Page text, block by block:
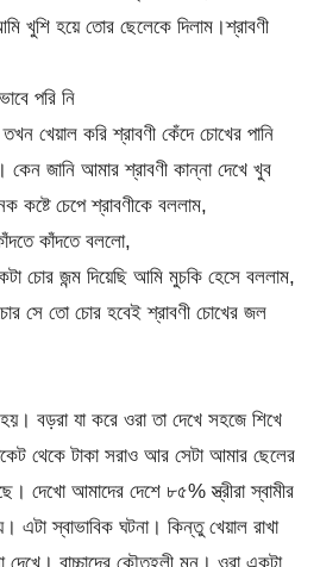
খুশি হয়ে তোর ছেলেকে দিলাম।শ্রাবণী
পরি নি
খেয়াল করি শ্রাবণী কেঁদে চোখের পানি
জানি আমার শ্রাবণী কান্না দেখে খুব
কষ্টে চেপে শ্রাবণীকে বললাম,
কাঁদতে বললো,
চোর জন্ম দিয়েছি আমি মুচকি হেসে বললাম,
সে তো চোর হবেই শ্রাবণী চোখের জল
বড়রা যা করে ওরা তা দেখে সহজে শিখে
থেকে টাকা সরাও আর সেটা আমার ছেলের
দেখো আমাদের দেশে ৮৫% স্ত্রীরা স্বামীর
এটা স্বাভাবিক ঘটনা। কিন্তু খেয়াল রাখা